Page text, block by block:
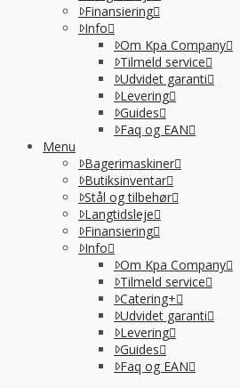
Finansiering
Info
Om Kpa Company
Tilmeld service
Udvidet garanti
Levering
Guides
Faq og EAN
Menu
Bagerimaskiner
Butiksinventar
Stål og tilbehør
Langtidsleje
Finansiering
Info
Om Kpa Company
Tilmeld service
Catering+
Udvidet garanti
Levering
Guides
Faq og EAN